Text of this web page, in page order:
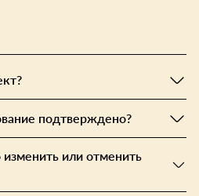
подтверждено?
или отменить